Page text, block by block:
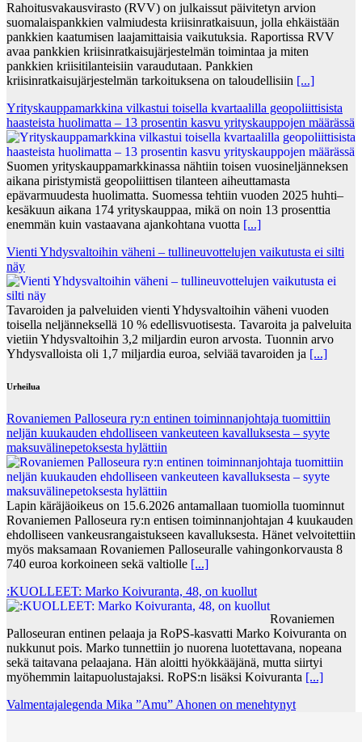
Rahoitusvakausvirasto (RVV) on julkaissut päivitetyn arvion
suomalaispankkien valmiudesta kriisinratkaisuun, jolla ehkäistään
pankkien kaatumisen laajamittaisia vaikutuksia. Raportissa RVV
avaa pankkien kriisinratkaisujärjestelmän toimintaa ja miten
pankkien kriisitilanteisiin varaudutaan. Pankkien
kriisinratkaisujärjestelmän tarkoituksena on taloudellisiin [...]
Yrityskauppamarkkina vilkastui toisella kvartaalilla geopoliittisista
haasteista huolimatta – 13 prosentin kasvu yrityskauppojen määrässä
Suomen yrityskauppamarkkinassa nähtiin toisen vuosineljänneksen
aikana piristymistä geopoliittisen tilanteen aiheuttamasta
epävarmuudesta huolimatta. Suomessa tehtiin vuoden 2025 huhti–
kesäkuun aikana 174 yrityskauppaa, mikä on noin 13 prosenttia
enemmän kuin vastaavana ajankohtana vuotta [...]
Vienti Yhdysvaltoihin väheni – tullineuvottelujen vaikutusta ei silti
näy
Tavaroiden ja palveluiden vienti Yhdysvaltoihin väheni vuoden
toisella neljänneksellä 10 % edellisvuotisesta. Tavaroita ja palveluita
vietiin Yhdysvaltoihin 3,2 miljardin euron arvosta. Tuonnin arvo
Yhdysvalloista oli 1,7 miljardia euroa, selviää tavaroiden ja [...]
Urheilua
Rovaniemen Palloseura ry:n entinen toiminnanjohtaja tuo­mit­tiin
neljän kuu­kau­den eh­dol­li­seen van­keu­teen ka­val­luk­ses­ta – syyte
mak­su­vä­li­ne­pe­tok­ses­ta hy­lät­tiin
Lapin käräjäoikeus on 15.6.2026 antamallaan tuomiolla tuominnut
Rovaniemen Palloseura ry:n entisen toiminnanjohtajan 4 kuukauden
ehdolliseen vankeusrangaistukseen kavalluksesta. Hänet velvoitettiin
myös maksamaan Rovaniemen Palloseuralle vahingonkorvausta 8
740 euroa korkoineen sekä valtiolle [...]
:KUOLLEET: Marko Koivuranta, 48, on kuollut
Rovaniemen
Palloseuran entinen pelaaja ja RoPS-kasvatti Marko Koivuranta on
nukkunut pois. Marko tunnettiin jo nuorena luotettavana, nopeana
sekä taitavana pelaajana. Hän aloitti hyökkääjänä, mutta siirtyi
myöhemmin laitapuolustajaksi. RoPS:n lisäksi Koivuranta [...]
Valmentajalegenda Mika ”Amu” Ahonen on menehtynyt